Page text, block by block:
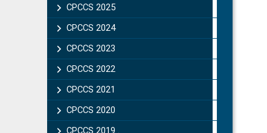
CPCCS 2025
CPCCS 2024
CPCCS 2023
CPCCS 2022
CPCCS 2021
CPCCS 2020
CPCCS 2019 .